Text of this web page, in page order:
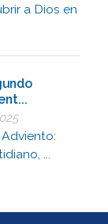
a Dios en
...